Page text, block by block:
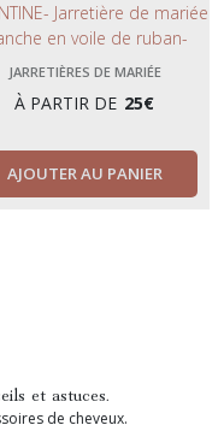
Jarretière de mariée
en voile de ruban-
de mariage chic et
collection 2023.
JARRETIÈRES DE MARIÉE
À PARTIR DE 25€
AJOUTER AU PANIER
et astuces.
de cheveux.